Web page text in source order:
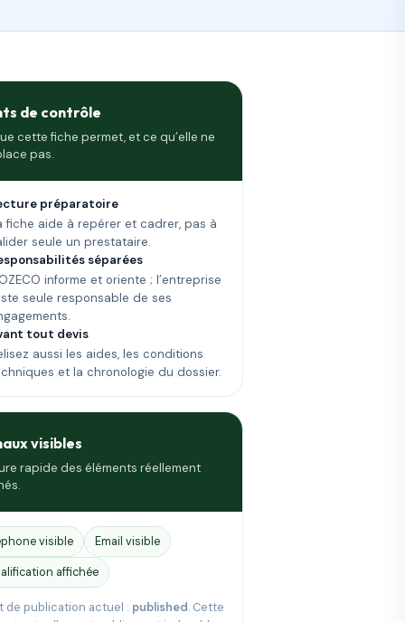
de contrôle
cette fiche permet, et ce qu’elle ne
pas.
préparatoire
fiche aide à repérer et cadrer, pas à
seule un prestataire.
séparées
informe et oriente ; l’entreprise
seule responsable de ses
tout devis
aussi les aides, les conditions
et la chronologie du dossier.
visibles
rapide des éléments réellement
visible
Email visible
affichée
de publication actuel : published. Cette